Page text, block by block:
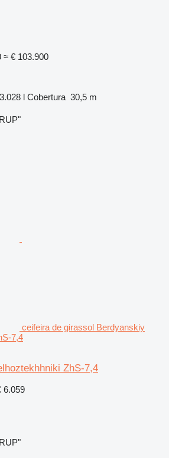
≈ € 103.900
3.028 l Cobertura 30,5 m
ceifeira de girassol Berdyanskiy
7,4
ZhS-7,4
6.059